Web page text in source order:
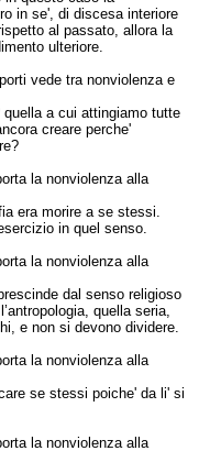
in se', di discesa interiore
al passato, allora la
ulteriore.
vede tra nonviolenza e
a cui attingiamo tutte
creare perche'
la nonviolenza alla
era morire a se stessi.
in quel senso.
la nonviolenza alla
dal senso religioso
quella seria,
e non si devono dividere.
la nonviolenza alla
se stessi poiche' da li' si
la nonviolenza alla